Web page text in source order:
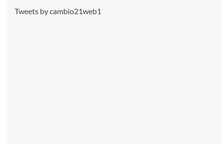
Tweets by cambio21web1